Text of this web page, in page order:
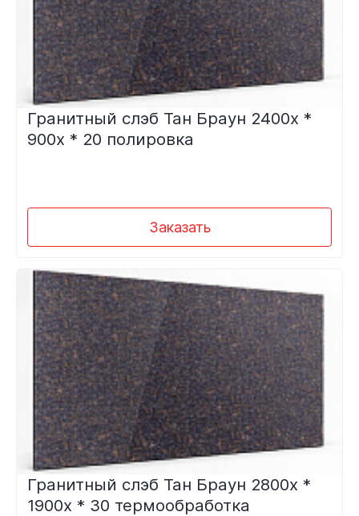
Гранитный слэб Тан Браун 2400х *
900х * 20 полировка
Заказать
Гранитный слэб Тан Браун 2800х *
1900х * 30 термообработка